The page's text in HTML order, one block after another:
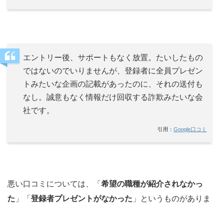
エントリー後、サポートもなく放置。たいしたもの
ではないのでいりませんが、登録者に全員プレゼン
トみたいな企画の記載があったのに、それの送付も
なし。誠意もなく情報だけ回収する詐欺みたいな会
社です。
引用： Google口コミ
悪い口コミについては、「 希望の職種が紹介されなかっ
た 」「 登録者プレゼントがなかった 」というものがありま